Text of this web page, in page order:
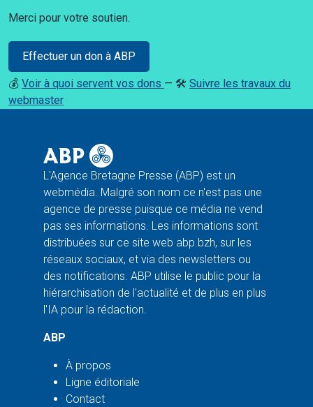
Merci pour votre soutien.
Effectuer un don à ABP
💰 Voir à quoi servent vos dons — 🛠️ Suivre les travaux du
webmaster
L'Agence Bretagne Presse (ABP) est un
webmédia. Malgré son nom ce n'est pas une
agence de presse puisque ce média ne vend
pas ses informations. Les informations sont
distribuées sur ce site web abp.bzh, sur les
réseaux sociaux, et via des newsletters ou
des notifications. ABP utilise le public pour la
hiérarchisation de l'actualité et de plus en plus
l'IA pour la rédaction.
ABP
À propos
Ligne éditoriale
Contact